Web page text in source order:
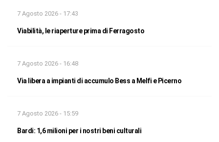
7 Agosto 2026 - 17:43
Viabilità, le riaperture prima di Ferragosto
7 Agosto 2026 - 16:48
Via libera a impianti di accumulo Bess a Melfi e Picerno
7 Agosto 2026 - 15:59
Bardi: 1,6 milioni per i nostri beni culturali